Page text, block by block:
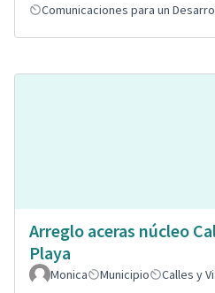
Comunicaciones para un
Arreglo aceras núcleo
Playa
Monica Municipio Calles y